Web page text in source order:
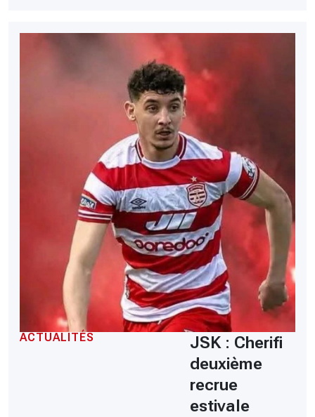
ACTUALITÉS
JSK : Cherifi
deuxième
recrue
estivale